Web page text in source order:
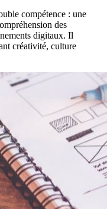
compétence : une
des
digitaux. Il
créativité, culture